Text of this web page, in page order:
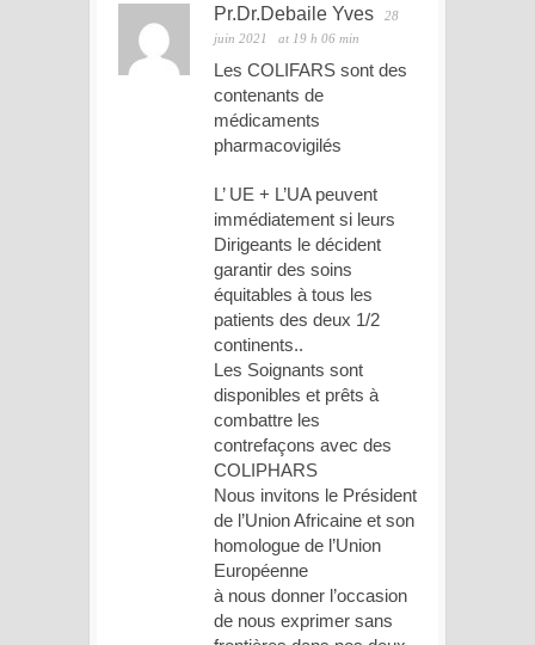
Pr.Dr.Debaile Yves
28
juin 2021
at 19 h 06 min
Les COLIFARS sont des
contenants de
médicaments
pharmacovigilés
L’ UE + L’UA peuvent
immédiatement si leurs
Dirigeants le décident
garantir des soins
équitables à tous les
patients des deux 1/2
continents..
Les Soignants sont
disponibles et prêts à
combattre les
contrefaçons avec des
COLIPHARS
Nous invitons le Président
de l’Union Africaine et son
homologue de l’Union
Européenne
à nous donner l’occasion
de nous exprimer sans